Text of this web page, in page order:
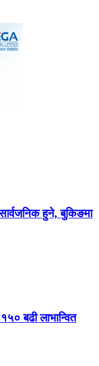
हुने, बुकिङमा
बढी लाभान्वित